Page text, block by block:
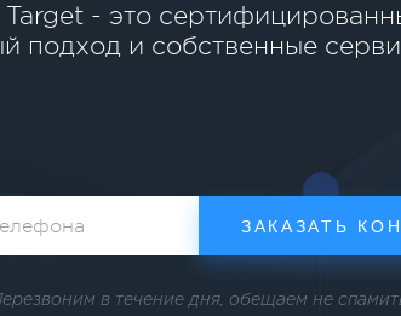
Target - это
подход и собственные
ЗАКАЗАТЬ
в течение дня, обещаем не